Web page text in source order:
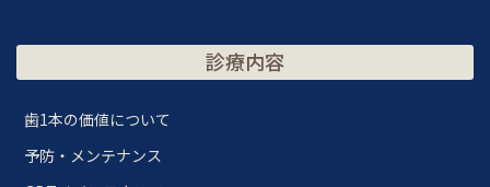
診療内容
歯1本の価値について
予防・メンテナンス